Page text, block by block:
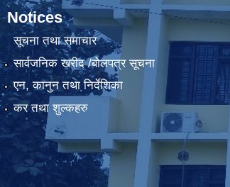
Notices
सूचना तथा समाचार
सार्वजनिक खरीद /बोलपत्र सूचना
एन, कानुन तथा निर्देशिका
कर तथा शुल्कहरु